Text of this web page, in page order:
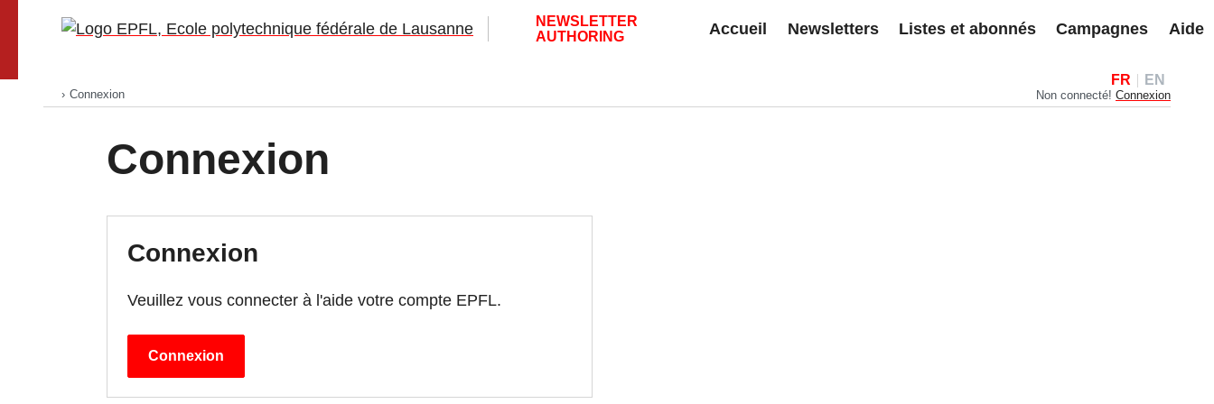
Go to main site
NEWSLETTER
AUTHORING
Accueil Newsletters Listes et abonnés Campagnes Aide
FR EN
Listes et abonnés
Connexion Non connecté! Connexion
Connexion
Connexion
Veuillez vous connecter à l'aide votre compte EPFL.
Connexion